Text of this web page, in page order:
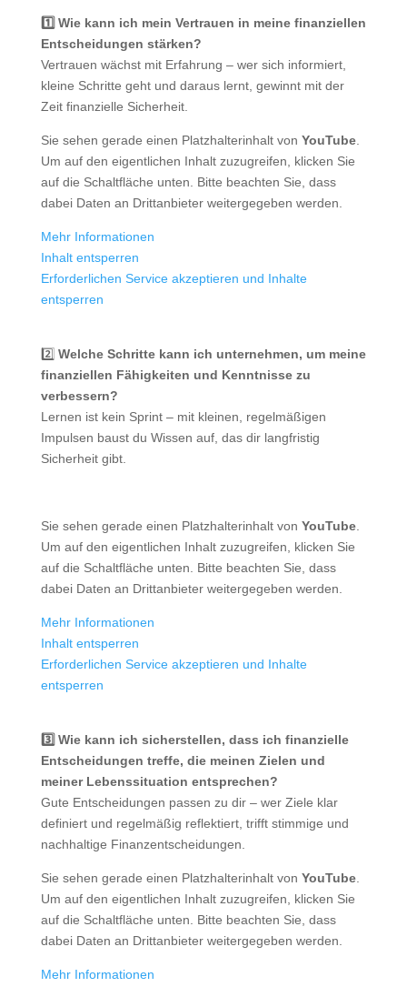
1️⃣ Wie kann ich mein Vertrauen in meine finanziellen
Entscheidungen stärken?
Vertrauen wächst mit Erfahrung – wer sich informiert,
kleine Schritte geht und daraus lernt, gewinnt mit der
Zeit finanzielle Sicherheit.
Sie sehen gerade einen Platzhalterinhalt von YouTube.
Um auf den eigentlichen Inhalt zuzugreifen, klicken Sie
auf die Schaltfläche unten. Bitte beachten Sie, dass
dabei Daten an Drittanbieter weitergegeben werden.
Mehr Informationen
Inhalt entsperren
Erforderlichen Service akzeptieren und Inhalte
entsperren
2️⃣ Welche Schritte kann ich unternehmen, um meine
finanziellen Fähigkeiten und Kenntnisse zu
verbessern?
Lernen ist kein Sprint – mit kleinen, regelmäßigen
Impulsen baust du Wissen auf, das dir langfristig
Sicherheit gibt.
Sie sehen gerade einen Platzhalterinhalt von YouTube.
Um auf den eigentlichen Inhalt zuzugreifen, klicken Sie
auf die Schaltfläche unten. Bitte beachten Sie, dass
dabei Daten an Drittanbieter weitergegeben werden.
Mehr Informationen
Inhalt entsperren
Erforderlichen Service akzeptieren und Inhalte
entsperren
3️⃣ Wie kann ich sicherstellen, dass ich finanzielle
Entscheidungen treffe, die meinen Zielen und
meiner Lebenssituation entsprechen?
Gute Entscheidungen passen zu dir – wer Ziele klar
definiert und regelmäßig reflektiert, trifft stimmige und
nachhaltige Finanzentscheidungen.
Sie sehen gerade einen Platzhalterinhalt von YouTube.
Um auf den eigentlichen Inhalt zuzugreifen, klicken Sie
auf die Schaltfläche unten. Bitte beachten Sie, dass
dabei Daten an Drittanbieter weitergegeben werden.
Mehr Informationen